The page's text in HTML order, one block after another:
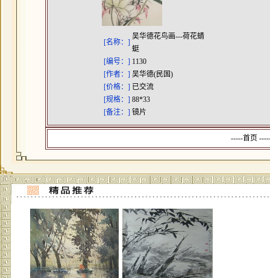
[名称：]
吴华德花鸟画---荷花蜻
蜓
[编号：] 1130
[作者：] 吴华德(民国)
[价格：] 已交流
[规格：] 88*33
[备注：] 镜片
-----首页